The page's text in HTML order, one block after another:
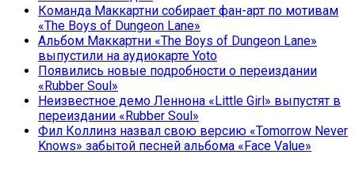
Команда Маккартни собирает фан-арт по мотивам
«The Boys of Dungeon Lane»
Альбом Маккартни «The Boys of Dungeon Lane»
выпустили на аудиокарте Yoto
Появились новые подробности о переиздании
«Rubber Soul»
Неизвестное демо Леннона «Little Girl» выпустят в
переиздании «Rubber Soul»
Фил Коллинз назвал свою версию «Tomorrow Never
Knows» забытой песней альбома «Face Value»